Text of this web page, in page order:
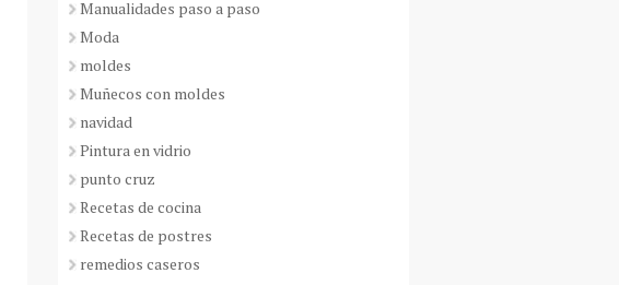
Manualidades paso a paso
Moda
moldes
Muñecos con moldes
navidad
Pintura en vidrio
punto cruz
Recetas de cocina
Recetas de postres
remedios caseros